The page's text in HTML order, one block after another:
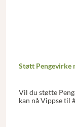
Støtt Pengevirke
Vil du støtte
kan nå Vippse til